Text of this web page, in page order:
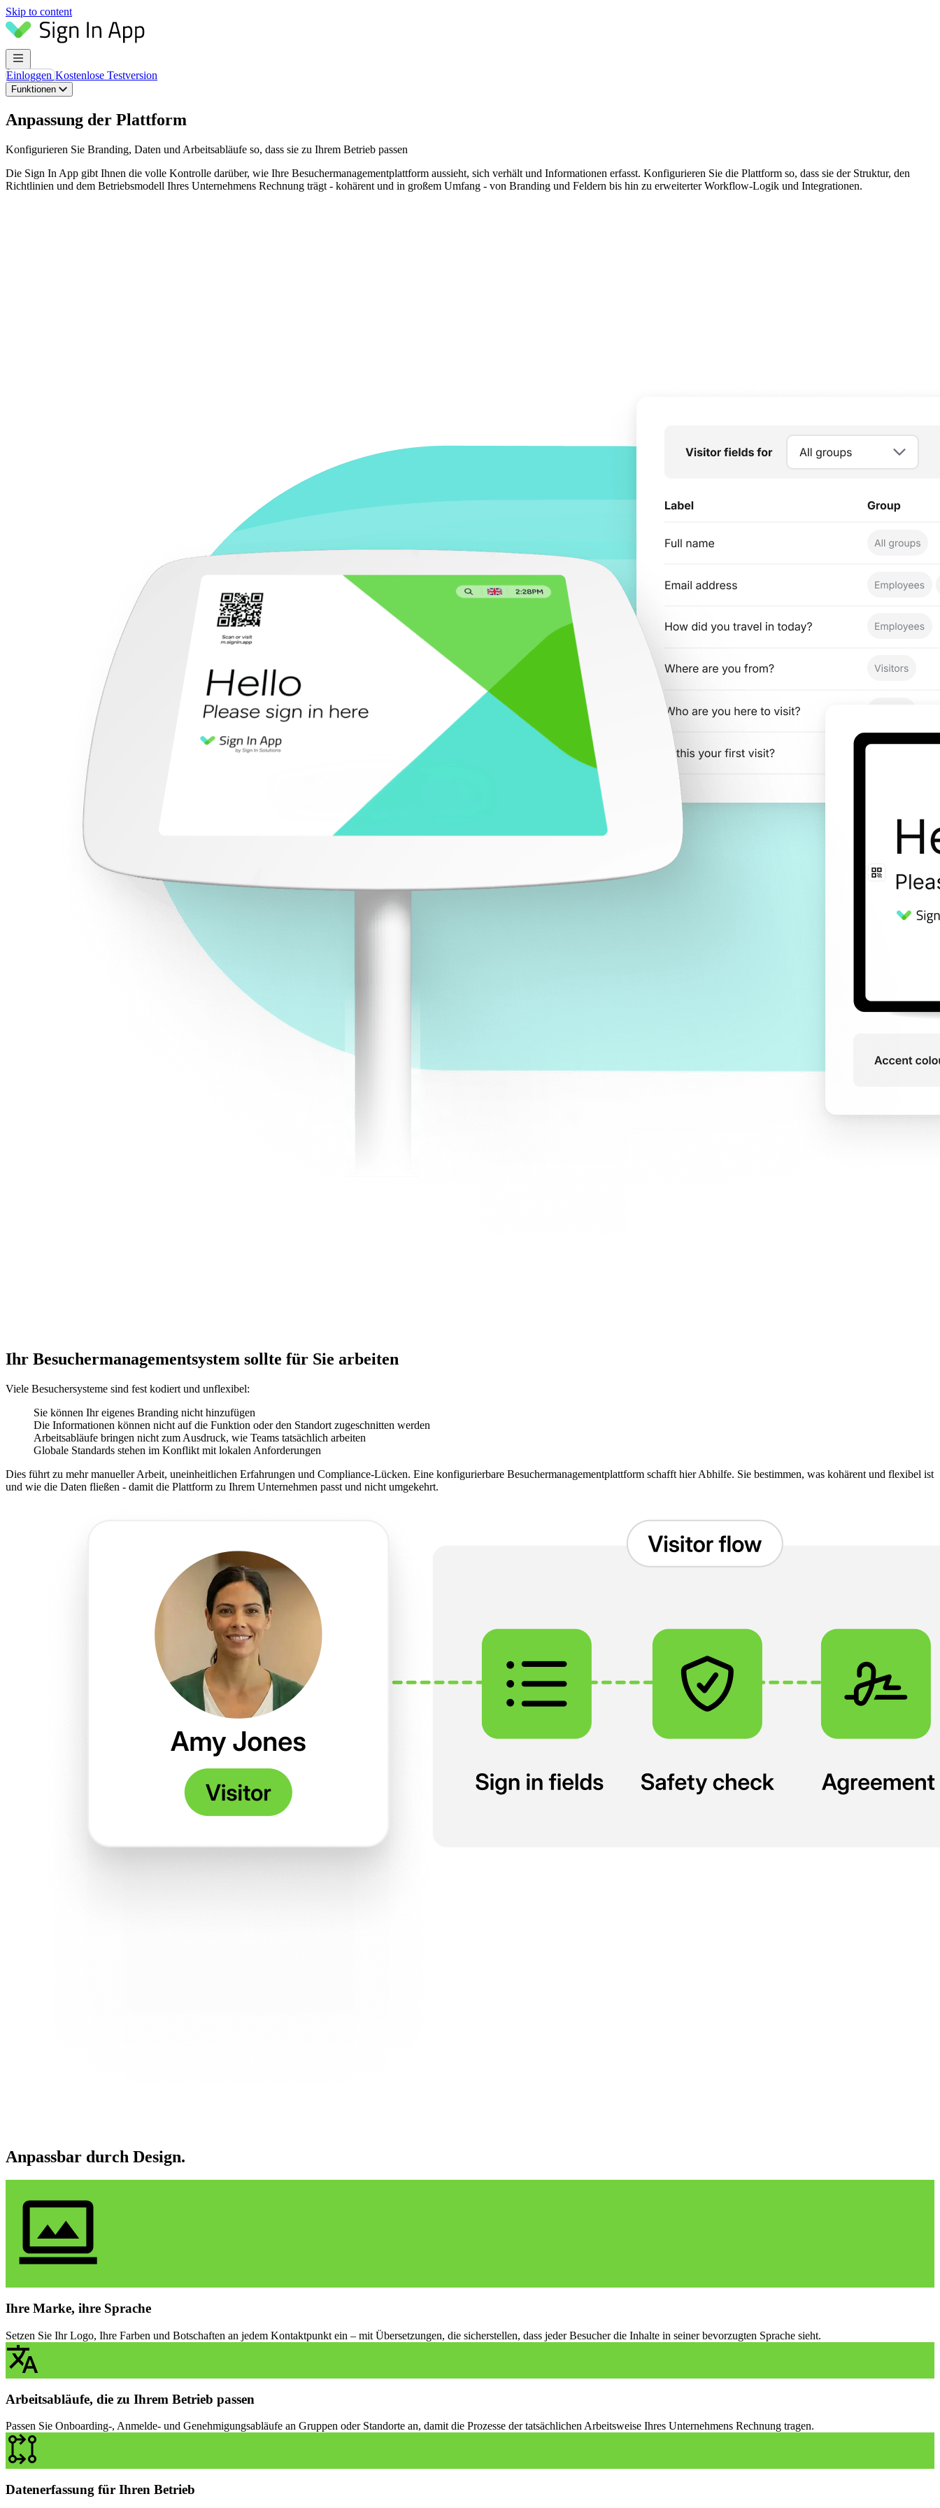
Skip to content
EinloggenKostenlose Testversion
Funktionen
Anpassung der Plattform
Konfigurieren Sie Branding, Daten und Arbeitsabläufe so, dass sie zu Ihrem Betrieb passen
Die Sign In App gibt Ihnen die volle Kontrolle darüber, wie Ihre Besuchermanagementplattform aussieht, sich verhält und Informationen erfasst. Konfigurieren Sie die Plattform so, dass sie der Struktur, den
Richtlinien und dem Betriebsmodell Ihres Unternehmens Rechnung trägt - kohärent und in großem Umfang - von Branding und Feldern bis hin zu erweiterter Workflow-Logik und Integrationen.
Ihr Besuchermanagementsystem sollte für Sie arbeiten
Viele Besuchersysteme sind fest kodiert und unflexibel:
Sie können Ihr eigenes Branding nicht hinzufügen
Die Informationen können nicht auf die Funktion oder den Standort zugeschnitten werden
Arbeitsabläufe bringen nicht zum Ausdruck, wie Teams tatsächlich arbeiten
Globale Standards stehen im Konflikt mit lokalen Anforderungen
Dies führt zu mehr manueller Arbeit, uneinheitlichen Erfahrungen und Compliance-Lücken. Eine konfigurierbare Besuchermanagementplattform schafft hier Abhilfe. Sie bestimmen, was kohärent und flexibel ist
und wie die Daten fließen - damit die Plattform zu Ihrem Unternehmen passt und nicht umgekehrt.
Anpassbar durch Design.
Ihre Marke, ihre Sprache
Setzen Sie Ihr Logo, Ihre Farben und Botschaften an jedem Kontaktpunkt ein – mit Übersetzungen, die sicherstellen, dass jeder Besucher die Inhalte in seiner bevorzugten Sprache sieht.
Arbeitsabläufe, die zu Ihrem Betrieb passen
Passen Sie Onboarding-, Anmelde- und Genehmigungsabläufe an Gruppen oder Standorte an, damit die Prozesse der tatsächlichen Arbeitsweise Ihres Unternehmens Rechnung tragen.
Datenerfassung für Ihren Betrieb